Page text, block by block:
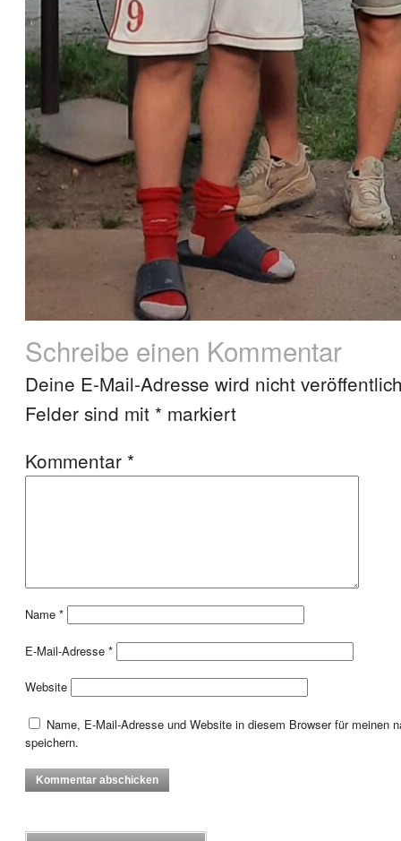
Schreibe einen Kommentar
Deine E-Mail-Adresse wird nicht
Felder sind mit * markiert
Kommentar *
Name *
E-Mail-Adresse *
Website
Name, E-Mail-Adresse und Website in diesem Browser für meinen
speichern.